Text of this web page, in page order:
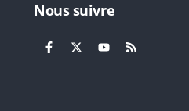
Nous suivre